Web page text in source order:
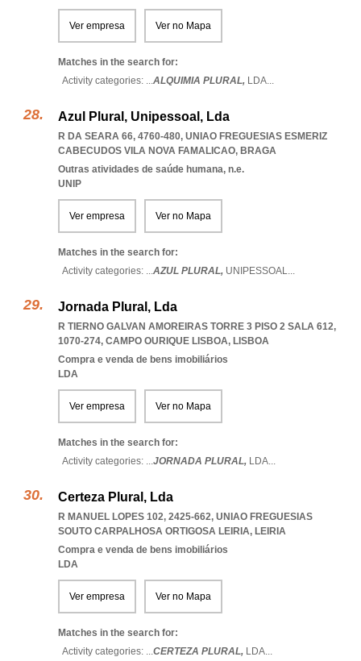
Ver empresa Ver no Mapa
Matches in the search for:
Activity categories: ...ALQUIMIA PLURAL, LDA...
Azul Plural, Unipessoal, Lda
R DA SEARA 66, 4760-480, UNIAO FREGUESIAS ESMERIZ
CABECUDOS VILA NOVA FAMALICAO, BRAGA
Outras atividades de saúde humana, n.e.
UNIP
Ver empresa Ver no Mapa
Matches in the search for:
Activity categories: ...AZUL PLURAL, UNIPESSOAL...
Jornada Plural, Lda
R TIERNO GALVAN AMOREIRAS TORRE 3 PISO 2 SALA 612,
1070-274, CAMPO OURIQUE LISBOA, LISBOA
Compra e venda de bens imobiliários
LDA
Ver empresa Ver no Mapa
Matches in the search for:
Activity categories: ...JORNADA PLURAL, LDA...
Certeza Plural, Lda
R MANUEL LOPES 102, 2425-662, UNIAO FREGUESIAS
SOUTO CARPALHOSA ORTIGOSA LEIRIA, LEIRIA
Compra e venda de bens imobiliários
LDA
Ver empresa Ver no Mapa
Matches in the search for:
Activity categories: ...CERTEZA PLURAL, LDA...